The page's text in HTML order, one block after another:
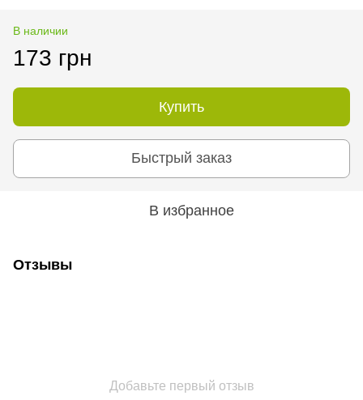
В наличии
173 грн
Купить
Быстрый заказ
В избранное
Отзывы
Добавьте первый отзыв